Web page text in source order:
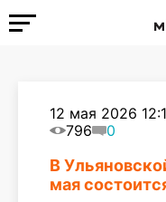
12 мая 2026
796
0
В
мая